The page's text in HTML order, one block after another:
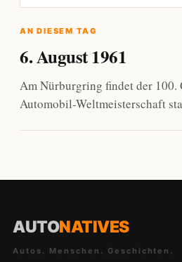
AN DIESEM TAG
6. August 1961
Am Nürburgring findet der 100.
Automobil-Weltmeisterschaft
AUTONATIVES
Autos. Menschen. Geschichten.